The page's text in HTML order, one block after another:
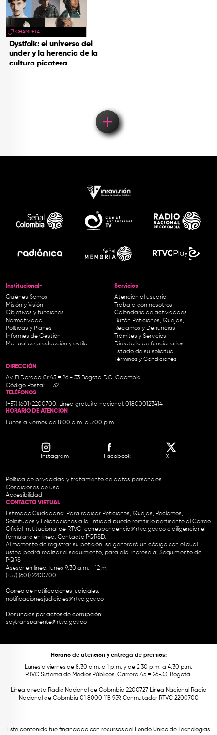
CHAMPETA
Dystfolk: el universo del
under y la herencia de la
cultura picotera
Institucional-
Quiénes Somos
Misión y Visión
Objetivos y funciones
Normatividad
Políticas y Planes
Informes de Gestión
Manual de producción y estilo
Servicios
Atención al usuario
Trabaja con nosotros
Calendario de actividades
Buzón Peticiones, Quejas,
Reclamos y Denuncias
Trámites y Servicios
Directorio de funcionarios
Estado de su solicitud
Términos y Condiciones
DIRECCIÓN
Av. El Dorado Cr.45 # 26 - 33 Bogotá D.C. Colombia.
Código Postal: 111321
TELÉFONOS
(+57) (601) 2200700. Línea gratuita nacional: 018000123414
HORARIO DE ATENCIÓN
Lunes a viernes de 8:00 a.m. a 5:00 p.m.
Instagram Facebook X
Política de privacidad y tratamiento de datos personales
Condiciones de uso
Accesibilidad
CONTACTO VIRTUAL
Estimado Ciudadano: Para radicar Peticiones, Quejas, Reclamos,
Solicitudes y Felicitaciones a la Entidad puede remitir lo pertinente al Correo
Oficial Institucional de RTVC correspondencia@rtvc.gov.co o diligenciar el
formulario en línea: Contacto PQRSD.
Al momento de registrar su petición, se generará un código con el cual
usted podrá realizar el seguimiento, para ello, ingrese a: Seguimiento de
PQRS
Asesor en línea: lunes 9:30 a.m. - 12 m.
(+57) (601) 2200700
Correo de notificaciones judiciales:
notificacionesjudiciales@rtvc.gov.co
Denuncias por actos de corrupción:
soytransparente@rtvc.gov.co
Horario de atención y entrega de premios:
Lunes a viernes de 8:30 a.m. a 1 p.m. y de 2:30 p.m. a 4:30 p.m.
RTVC Sistema de Medios Públicos, Carrera 45 # 26-33, Bogotá.
Línea directa Radio Nacional de Colombia 2200727 Línea Nacional Radio
Nacional de Colombia 01 8000 118 959. Conmutador RTVC 2200700
Este contenido fue financiado con recursos del Fondo Único de Tecnologías